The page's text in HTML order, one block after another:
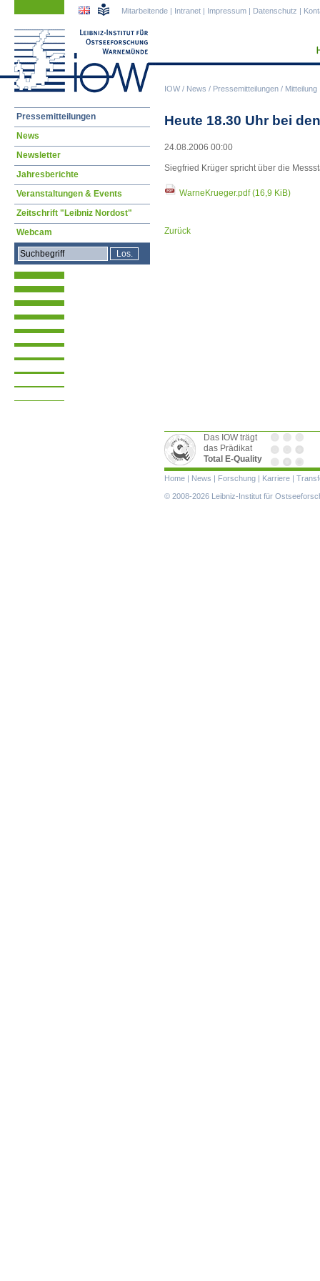
IOW/ News / Pressemitteilungen / Mitteilung
Mitarbeitende | Intranet | Impressum | Datenschutz |
Heute 18.30 Uhr bei
24.08.2006 00:00
Siegfried Krüger spricht über die
WarneKrueger.pdf(16,9 KiB)
Zurück
Navigation
Pressemitteilungen
News
Newsletter
Jahresberichte
Veranstaltungen & Events
Zeitschrift "Leibniz Nordost"
Webcam
Das IOW trägt
das Prädikat
Total E-Quality
Navigation
überspringen
Home | News | Forschung | Karriere |
© 2008-2026 Leibniz-Institut für